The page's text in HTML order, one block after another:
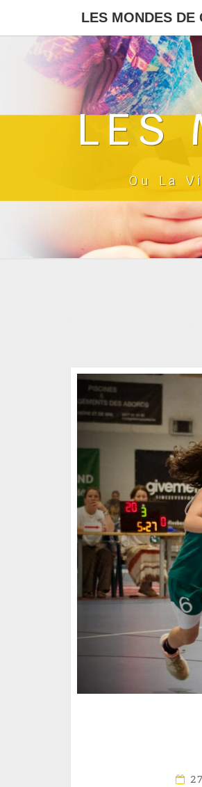
LES MONDES DE
LES
Ou La